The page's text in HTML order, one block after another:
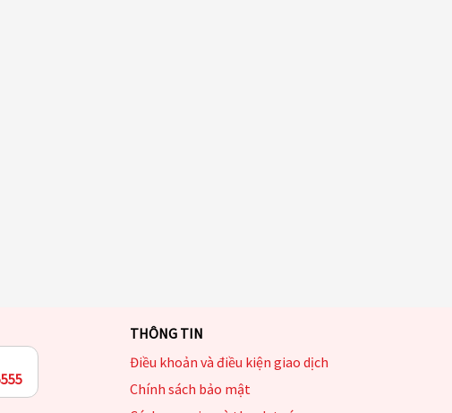
THÔNG TIN
Điều khoản và điều kiện giao dịch
Chính sách bảo mật